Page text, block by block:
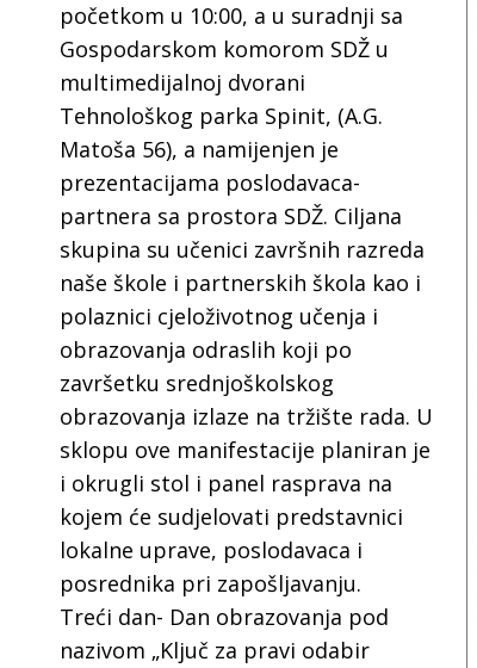
početkom u 10:00, a u suradnji sa
Gospodarskom komorom SDŽ u
multimedijalnoj dvorani
Tehnološkog parka Spinit, (A.G.
Matoša 56), a namijenjen je
prezentacijama poslodavaca-
partnera sa prostora SDŽ. Ciljana
skupina su učenici završnih razreda
naše škole i partnerskih škola kao i
polaznici cjeloživotnog učenja i
obrazovanja odraslih koji po
završetku srednjoškolskog
obrazovanja izlaze na tržište rada. U
sklopu ove manifestacije planiran je
i okrugli stol i panel rasprava na
kojem će sudjelovati predstavnici
lokalne uprave, poslodavaca i
posrednika pri zapošljavanju.
Treći dan- Dan obrazovanja pod
nazivom „Ključ za pravi odabir